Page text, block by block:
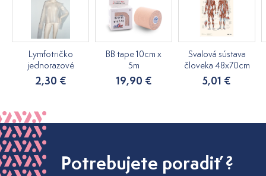
Lymfotričko
jednorazové
2,30 €
BB tape 10cm x
5m
19,90 €
Svalová sústava
človeka 48x70cm
5,01 €
Potrebujete poradiť ?